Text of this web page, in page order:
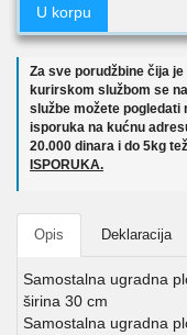
U korpu
Za sve porudžbine čija
kurirskom službom se
službe možete pogledati
isporuka na kućnu
20.000 dinara i do 5kg
ISPORUKA.
Opis Deklaracija
Samostalna ugradna
širina 30 cm
Samostalna ugradna